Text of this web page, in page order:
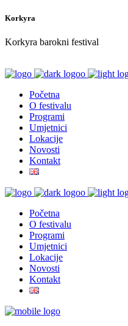
Korkyra
Korkyra barokni festival
Početna
O festivalu
Programi
Umjetnici
Lokacije
Novosti
Kontakt
Početna
O festivalu
Programi
Umjetnici
Lokacije
Novosti
Kontakt